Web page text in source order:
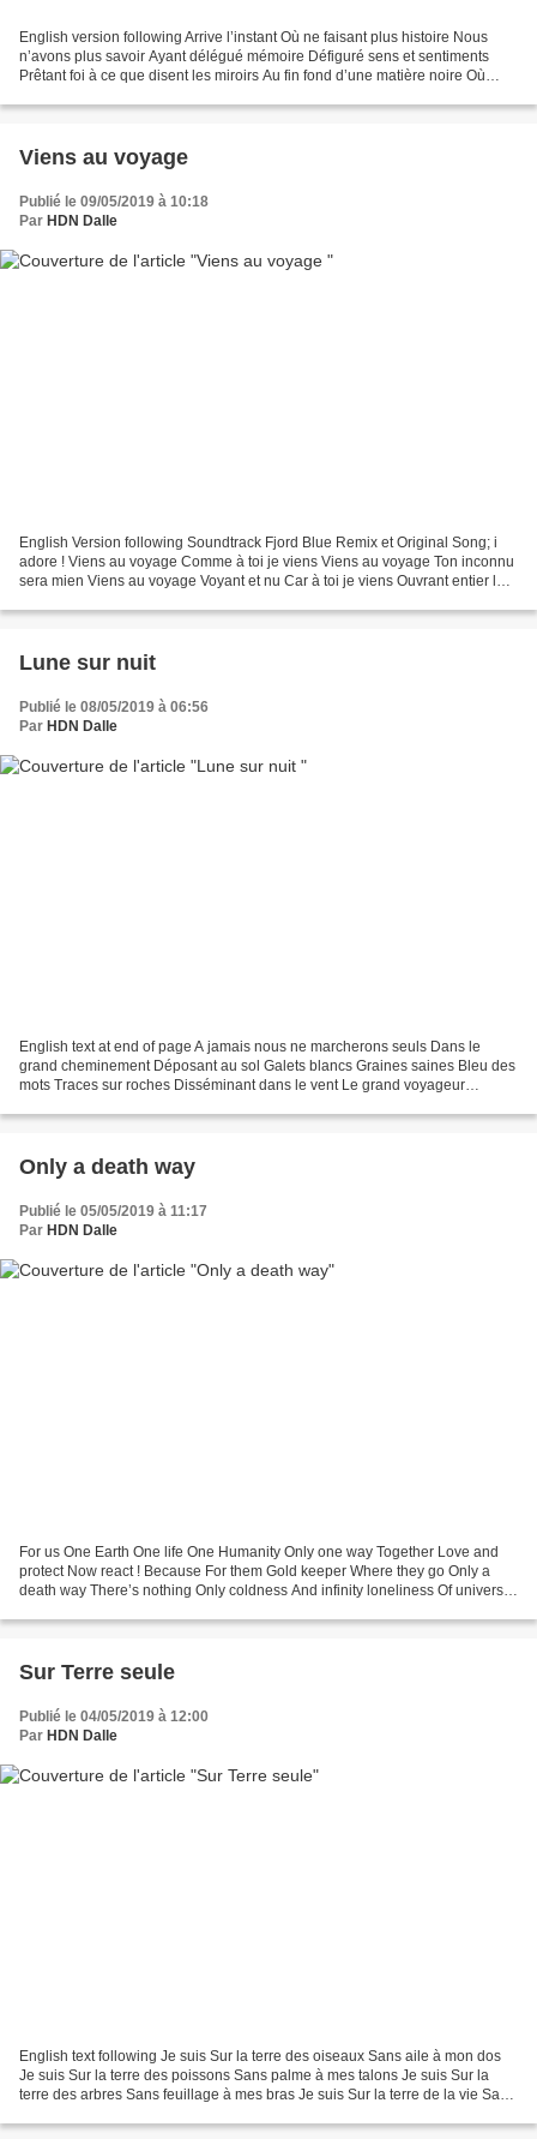
English version following Arrive l’instant Où ne faisant plus histoire Nous
n’avons plus savoir Ayant délégué mémoire Défiguré sens et sentiments
Prêtant foi à ce que disent les miroirs Au fin fond d’une matière noire Où
Viens au voyage
Publié le 09/05/2019 à 10:18
Par HDN Dalle
English Version following Soundtrack Fjord Blue Remix et Original Song; i
adore ! Viens au voyage Comme à toi je viens Viens au voyage Ton inconnu
sera mien Viens au voyage Voyant et nu Car à toi je viens Ouvrant entier le
Lune sur nuit
Publié le 08/05/2019 à 06:56
Par HDN Dalle
English text at end of page A jamais nous ne marcherons seuls Dans le
grand cheminement Déposant au sol Galets blancs Graines saines Bleu des
mots Traces sur roches Disséminant dans le vent Le grand voyageur
Only a death way
Publié le 05/05/2019 à 11:17
Par HDN Dalle
For us One Earth One life One Humanity Only one way Together Love and
protect Now react ! Because For them Gold keeper Where they go Only a
death way There’s nothing Only coldness And infinity loneliness Of univers
Sur Terre seule
Publié le 04/05/2019 à 12:00
Par HDN Dalle
English text following Je suis Sur la terre des oiseaux Sans aile à mon dos
Je suis Sur la terre des poissons Sans palme à mes talons Je suis Sur la
terre des arbres Sans feuillage à mes bras Je suis Sur la terre de la vie Sans